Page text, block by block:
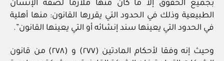
بجميع الحقوق إلا ما كان منها ملازما لصفة الإنسان
الطبيعية وذلك في الحدود التي يقررها القانون: منها أهلية
في الحدود التي يعينها سند إنشائه أو التي يعينها القانون”.
وحيث إنه وفقا لأحكام المادتين (٢٧٧) و (٢٧٨) من قانون